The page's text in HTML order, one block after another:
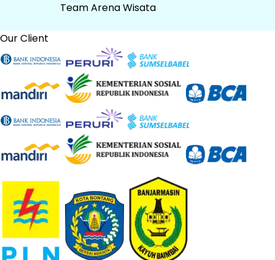
Team Arena Wisata
Our Client